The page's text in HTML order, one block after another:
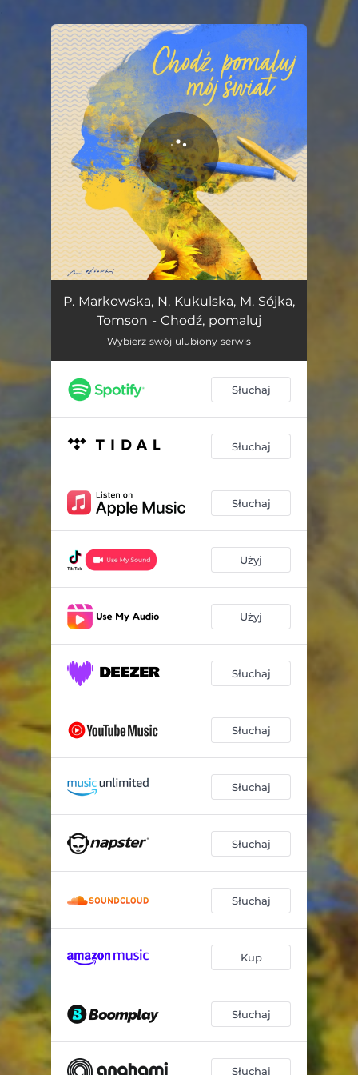
You're all set!
Chodź, pomaluj mój świat (feat. Tomson) 02:43
P. Markowska, N. Kukulska, M. Sójka,
Tomson - Chodź, pomaluj
Wybierz swój ulubiony serwis
Słuchaj
Słuchaj
Słuchaj
Użyj
Użyj
Słuchaj
Słuchaj
Słuchaj
Słuchaj
Słuchaj
Kup
Słuchaj
Słuchaj